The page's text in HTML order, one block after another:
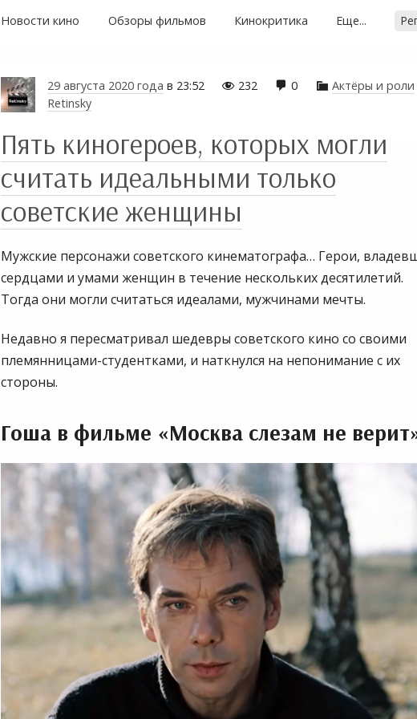
Новости кино Обзоры фильмов Кинокритика Еще...
29 августа 2020 года в 23:52  232  0  Актёры и роли
Retinsky
Пять киногероев, которых могли
считать идеальными только
советские женщины
Мужские персонажи советского кинематографа… Герои,
сердцами и умами женщин в течение нескольких десятилетий.
Тогда они могли считаться идеалами, мужчинами мечты.
Недавно я пересматривал шедевры советского кино со своими
племянницами-студентками, и наткнулся на непонимание с их
стороны.
Гоша в фильме «Москва слезам не